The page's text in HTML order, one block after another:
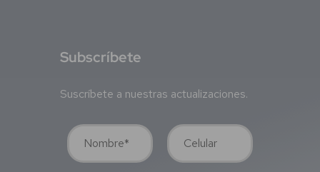
Subscríbete
Suscríbete a nuestras actualizaciones.